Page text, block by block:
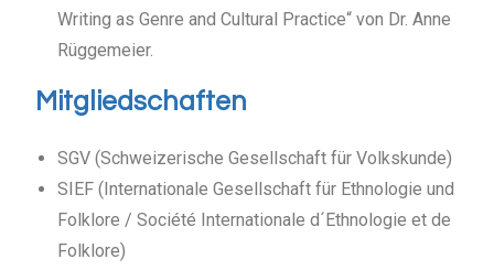
Writing as Genre and Cultural Practice“ von Dr. Anne
Rüggemeier.
Mitgliedschaften
SGV (Schweizerische Gesellschaft für Volkskunde)
SIEF (Internationale Gesellschaft für Ethnologie und
Folklore / Société Internationale d´Ethnologie et de
Folklore)